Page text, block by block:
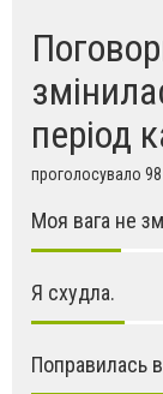
період
проголосувало 98
Моя вага не
Я схудла.
Поправилась